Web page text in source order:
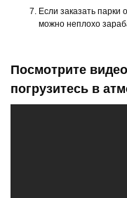
Если заказать парки
можно неплохо
Посмотрите
погрузитесь в